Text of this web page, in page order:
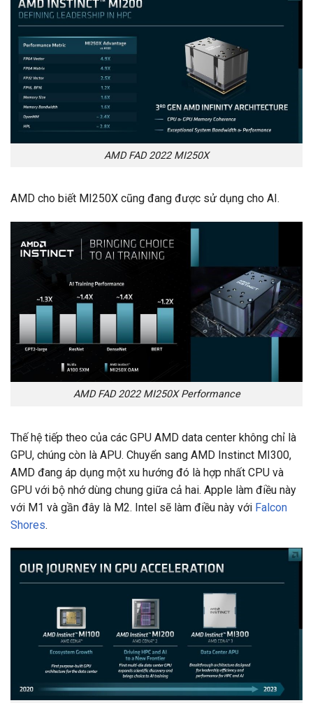
AMD FAD 2022 MI250X
AMD cho biết MI250X cũng đang được sử dụng cho AI.
AMD FAD 2022 MI250X Performance
Thế hệ tiếp theo của các GPU AMD data center không chỉ là
GPU, chúng còn là APU. Chuyển sang AMD Instinct MI300,
AMD đang áp dụng một xu hướng đó là hợp nhất CPU và
GPU với bộ nhớ dùng chung giữa cả hai. Apple làm điều này
với M1 và gần đây là M2. Intel sẽ làm điều này với Falcon
Shores.